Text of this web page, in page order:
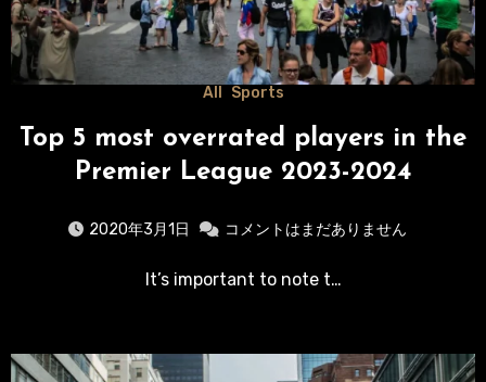
All Sports
Top 5 most overrated players in the
Premier League 2023-2024
2020年3月1日 コメントはまだありません
It’s important to note t…